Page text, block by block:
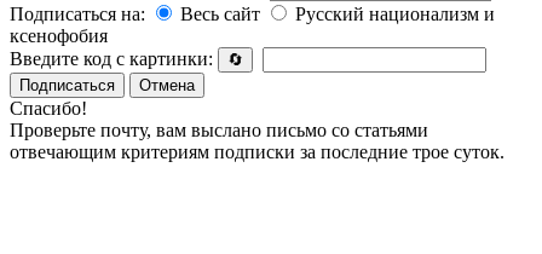
Подписаться на:
Весь сайт
Русский национализм и
ксенофобия
Введите код с картинки:
🔄
Подписаться
Отмена
Спасибо!
Проверьте почту, вам выслано письмо со статьями
отвечающим критериям подписки за последние трое суток.